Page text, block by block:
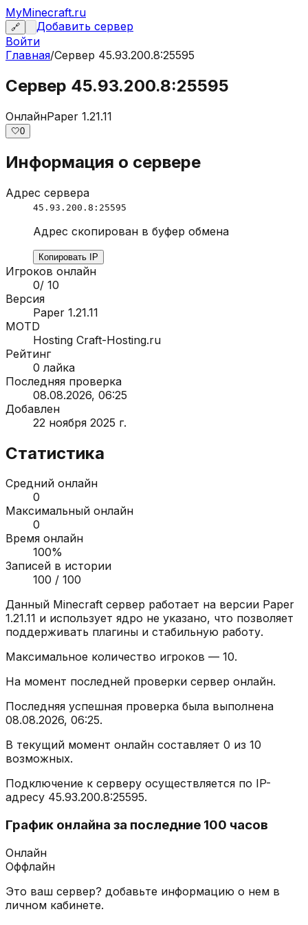
MyMinecraft.ru
🔗
Добавить сервер
Войти
Главная/Сервер 45.93.200.8:25595
Сервер 45.93.200.8:25595
ОнлайнPaper 1.21.11
🤍0
Информация о сервере
Адрес сервера
45.93.200.8:25595
Адрес скопирован в буфер обмена
Копировать IP
Игроков онлайн
0/ 10
Версия
Paper 1.21.11
MOTD
Hosting Craft-Hosting.ru
Рейтинг
0 лайка
Последняя проверка
08.08.2026, 06:25
Добавлен
22 ноября 2025 г.
Статистика
Средний онлайн
0
Максимальный онлайн
0
Время онлайн
100%
Записей в истории
100 / 100
Данный Minecraft сервер работает на версии Paper
1.21.11 и использует ядро не указано, что позволяет
поддерживать плагины и стабильную работу.
Максимальное количество игроков — 10.
На момент последней проверки сервер онлайн.
Последняя успешная проверка была выполнена
08.08.2026, 06:25.
В текущий момент онлайн составляет 0 из 10
возможных.
Подключение к серверу осуществляется по IP-
адресу 45.93.200.8:25595.
График онлайна за последние 100 часов
Онлайн
Оффлайн
Это ваш сервер? добавьте информацию о нем в
личном кабинете.